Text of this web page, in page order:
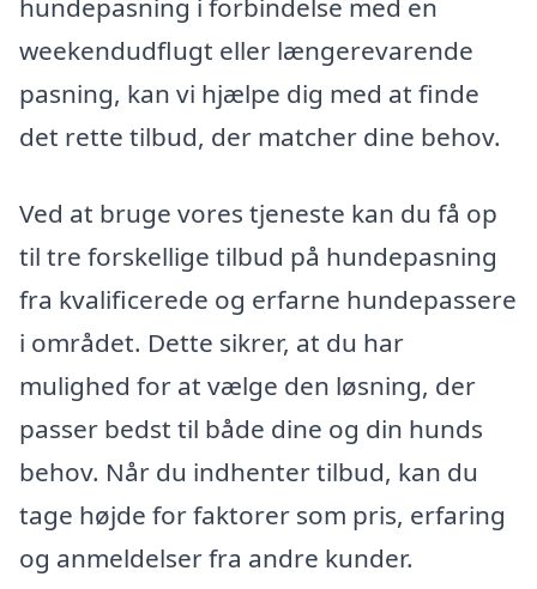
hundepasning i forbindelse med en
weekendudflugt eller længerevarende
pasning, kan vi hjælpe dig med at finde
det rette tilbud, der matcher dine behov.
Ved at bruge vores tjeneste kan du få op
til tre forskellige tilbud på hundepasning
fra kvalificerede og erfarne hundepassere
i området. Dette sikrer, at du har
mulighed for at vælge den løsning, der
passer bedst til både dine og din hunds
behov. Når du indhenter tilbud, kan du
tage højde for faktorer som pris, erfaring
og anmeldelser fra andre kunder.